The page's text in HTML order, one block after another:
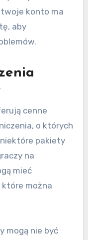
konto ma
aby
cenne
o których
niektóre pakiety
na
mieć
które można
mogą nie być